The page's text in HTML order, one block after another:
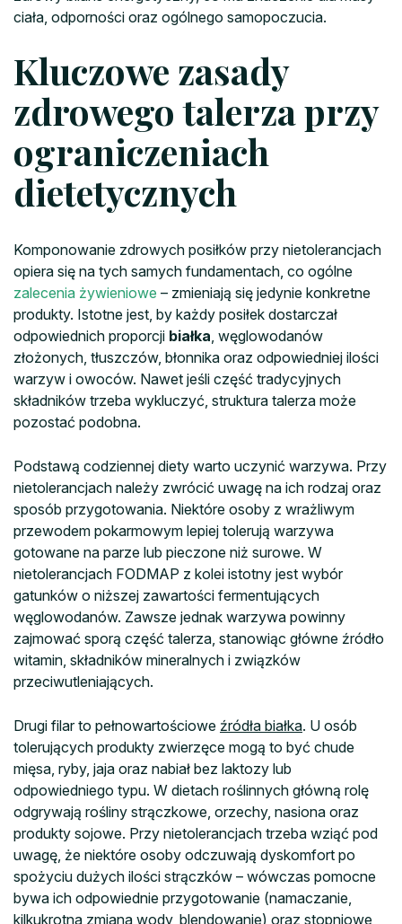
ciała, odporności oraz ogólnego samopoczucia.
Kluczowe zasady
zdrowego talerza przy
ograniczeniach
dietetycznych
Komponowanie zdrowych posiłków przy nietolerancjach
opiera się na tych samych fundamentach, co ogólne
zalecenia żywieniowe – zmieniają się jedynie konkretne
produkty. Istotne jest, by każdy posiłek dostarczał
odpowiednich proporcji białka , węglowodanów
złożonych, tłuszczów, błonnika oraz odpowiedniej ilości
warzyw i owoców. Nawet jeśli część tradycyjnych
składników trzeba wykluczyć, struktura talerza może
pozostać podobna.
Podstawą codziennej diety warto uczynić warzywa. Przy
nietolerancjach należy zwrócić uwagę na ich rodzaj oraz
sposób przygotowania. Niektóre osoby z wrażliwym
przewodem pokarmowym lepiej tolerują warzywa
gotowane na parze lub pieczone niż surowe. W
nietolerancjach FODMAP z kolei istotny jest wybór
gatunków o niższej zawartości fermentujących
węglowodanów. Zawsze jednak warzywa powinny
zajmować sporą część talerza, stanowiąc główne źródło
witamin, składników mineralnych i związków
przeciwutleniających.
Drugi filar to pełnowartościowe źródła białka. U osób
tolerujących produkty zwierzęce mogą to być chude
mięsa, ryby, jaja oraz nabiał bez laktozy lub
odpowiedniego typu. W dietach roślinnych główną rolę
odgrywają rośliny strączkowe, orzechy, nasiona oraz
produkty sojowe. Przy nietolerancjach trzeba wziąć pod
uwagę, że niektóre osoby odczuwają dyskomfort po
spożyciu dużych ilości strączków – wówczas pomocne
bywa ich odpowiednie przygotowanie (namaczanie,
kilkukrotna zmiana wody, blendowanie) oraz stopniowe